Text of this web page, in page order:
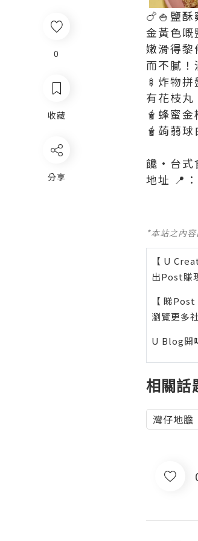
0
收藏
分享
🍗🍚鹽
金黃色
嫩滑得
而不膩
🍢炸物
有花枝
🧋蜂蜜
🧋蒟蒻
饞·台式
地址 📍
*本站之內
【 U
出Post賺
【 睇
瀏覽更多
U Blog開
相關話
灣仔地膽